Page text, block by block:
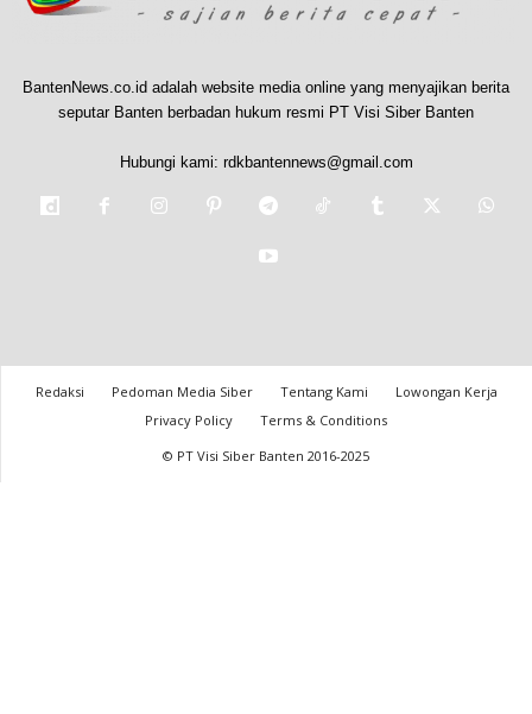
BantenNews.co.id adalah website media online yang menyajikan berita
seputar Banten berbadan hukum resmi PT Visi Siber Banten
Hubungi kami: rdkbantennews@gmail.com
Redaksi Pedoman Media Siber Tentang Kami
Lowongan Kerja
Privacy Policy
Terms & Conditions
© PT Visi Siber Banten 2016-2025